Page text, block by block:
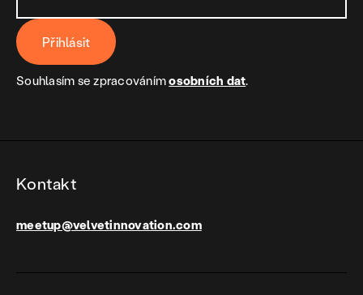
Přihlásit
Souhlasím se zpracovánímosobních dat.
Kontakt
meetup@velvetinnovation.com